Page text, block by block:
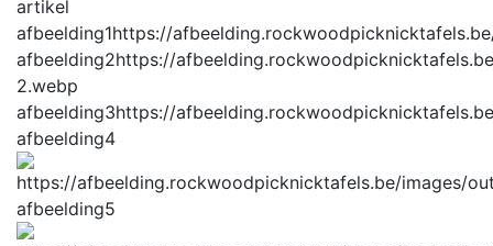
artikel
afbeelding1https://
afbeelding2https://
2.webp
afbeelding3https://
afbeelding4
afbeelding5